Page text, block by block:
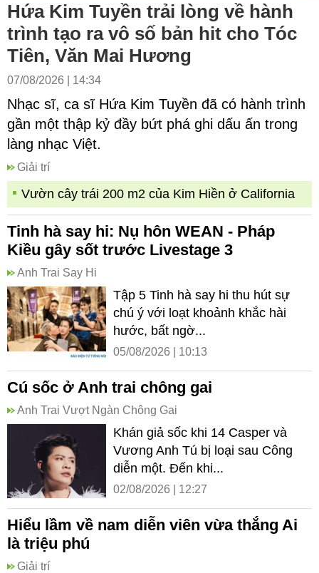
Hứa Kim Tuyền trải lòng về hành
trình tạo ra vô số bản hit cho Tóc
Tiên, Văn Mai Hương
07/08/2026 | 14:34
Nhạc sĩ, ca sĩ Hứa Kim Tuyền đã có hành trình
gần một thập kỷ đầy bứt phá ghi dấu ấn trong
làng nhạc Việt.
Giải trí
Vườn cây trái 200 m2 của Kim Hiền ở California
Tinh hà say hi: Nụ hôn WEAN - Pháp
Kiều gây sốt trước Livestage 3
Anh Trai Say Hi
Tập 5 Tinh hà say hi thu hút sự
chú ý với loạt khoảnh khắc hài
hước, bất ngờ...
05/08/2026 | 10:13
Cú sốc ở Anh trai chông gai
Anh Trai Vượt Ngàn Chông Gai
Khán giả sốc khi 14 Casper và
Vương Anh Tú bị loại sau Công
diễn một. Đến khi...
02/08/2026 | 12:27
Hiểu lầm về nam diễn viên vừa thắng Ai
là triệu phú
Giải trí